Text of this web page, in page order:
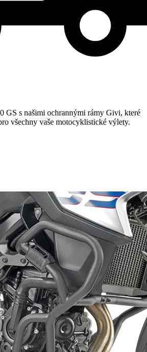
GS s našimi ochrannými rámy Givi, které
všechny vaše motocyklistické výlety.